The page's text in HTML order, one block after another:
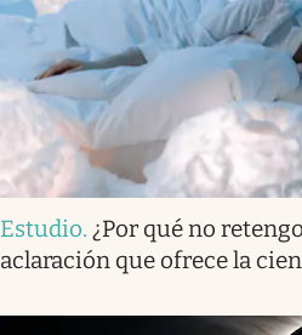
Estudio. ¿Por qué no
aclaración que ofrece la